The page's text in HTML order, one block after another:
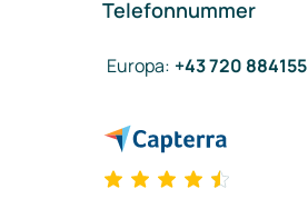
Telefonnummer
Europa: +43 720 884155